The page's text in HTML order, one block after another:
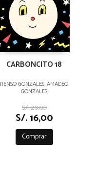
CARBONCITO 18
RENSO GONZALES, AMADEO
GONZALES
S/. 20,00
S/. 16,00
Comprar